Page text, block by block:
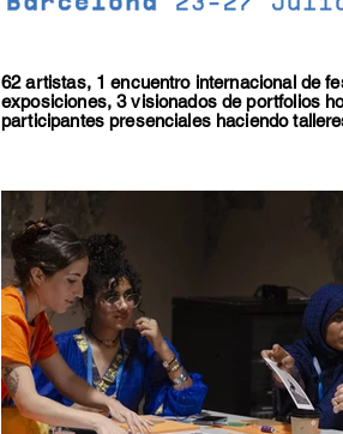
62 artistas, 1 encuentro internacional de
exposiciones, 3 visionados de portfolios
participantes presenciales haciendo